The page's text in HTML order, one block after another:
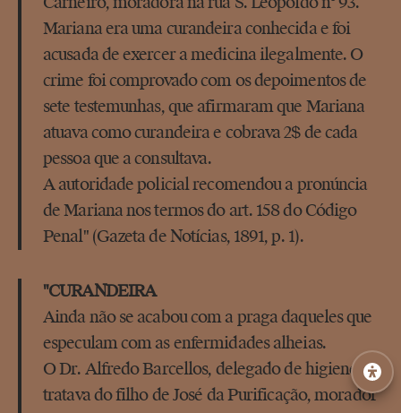
Mariana era uma curandeira conhecida e foi
acusada de exercer a medicina ilegalmente. O
crime foi comprovado com os depoimentos de
sete testemunhas, que afirmaram que Mariana
atuava como curandeira e cobrava 2$ de cada
pessoa que a consultava.
A autoridade policial recomendou a pronúncia
de Mariana nos termos do art. 158 do Código
Penal" (Gazeta de Notícias, 1891, p. 1).
"CURANDEIRA
Ainda não se acabou com a praga daqueles que
especulam com as enfermidades alheias.
O Dr. Alfredo Barcellos, delegado de higiene,
tratava do filho de José da Purificação, morador